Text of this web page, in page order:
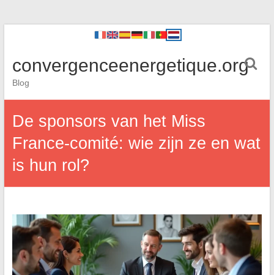
convergenceenergetique.org
Blog
De sponsors van het Miss
France-comité: wie zijn ze en wat
is hun rol?